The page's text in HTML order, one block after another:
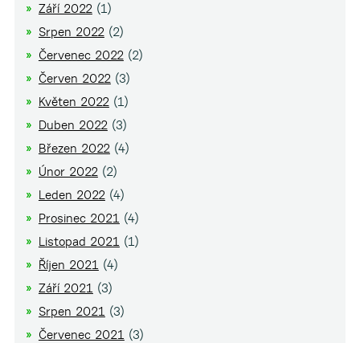
Září 2022(1)
Srpen 2022(2)
Červenec 2022(2)
Červen 2022(3)
Květen 2022(1)
Duben 2022(3)
Březen 2022(4)
Únor 2022(2)
Leden 2022(4)
Prosinec 2021 (4)
Listopad 2021 (1)
Říjen 2021 (4)
Září 2021 (3)
Srpen 2021 (3)
Červenec 2021 (3)